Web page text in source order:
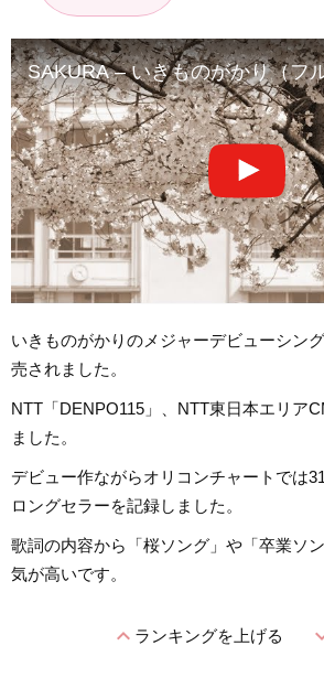
SAKURA – いきものがかり（フ
いきものがかりのメジャーデビューシン
売されました。
NTT「DENPO115」、NTT東日本エリア
ました。
デビュー作ながらオリコンチャートでは
ロングセラーを記録しました。
歌詞の内容から「桜ソング」や「卒業ソ
気が高いです。
expand_lessランキングを上げる